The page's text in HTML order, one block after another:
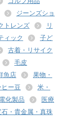
ジーンズショ
トレンズ
リ
ィック
子ど
古着・リサイク
毛皮
魚店
果物・
ヒー豆
米・
電化製品
医療
石・貴金属・真珠